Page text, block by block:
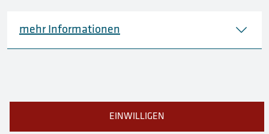
mehr Informationen
EINWILLIGEN
© 2026 Bundesanstalt für Materialforschung und -prüfung